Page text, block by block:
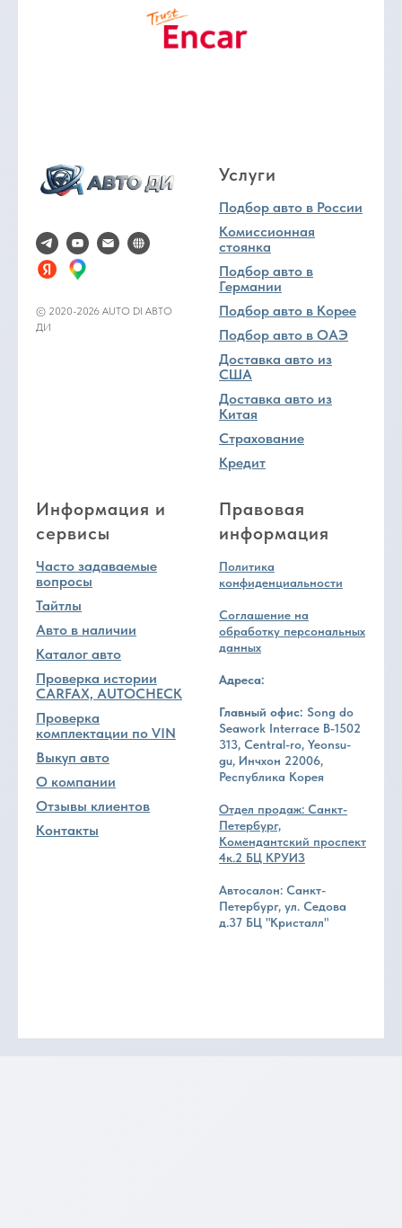
© 2020-2026 AUTO DI АВТО
ДИ
Услуги
Подбор авто в России
Комиссионная
стоянка
Подбор авто в
Германии
Подбор авто в Корее
Подбор авто в ОАЭ
Доставка авто из
США
Доставка авто из
Китая
Страхование
Кредит
Информация и
сервисы
Часто задаваемые
вопросы
Тайтлы
Авто в наличии
Каталог авто
Проверка истории
CARFAX, AUTOCHECK
Проверка
комплектации по VIN
Выкуп авто
О компании
Отзывы клиентов
Контакты
Правовая
информация
Политика
конфиденциальности
Соглашение на
обработку персональных
данных
Адреса:
Главный офис: Song do
Seawork Interrace B-1502
313, Central-ro, Yeonsu-
gu, Инчхон 22006,
Республика Корея
Отдел продаж: Санкт-
Петербург,
Комендантский проспект
4к.2 БЦ КРУИЗ
Автосалон: Санкт-
Петербург, ул. Седова
д.37 БЦ "Кристалл"